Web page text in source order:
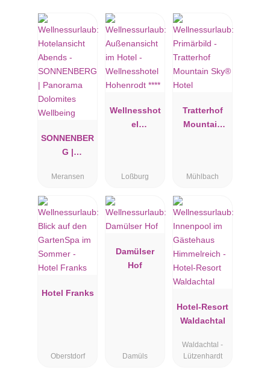
SONNENBER
G |
Dolomites
Meransen
Wellnesshot
el
Loßburg
Tratterhof
Mountain
Mühlbach
Hotel Franks
Oberstdorf
Damülser
Hof
Damüls
Hotel-Resort
Waldachtal
Waldachtal -
Lützenhardt